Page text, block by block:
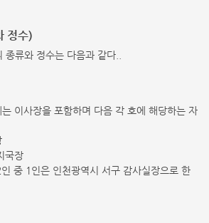
정수)
류와 정수는 다음과 같다..
이사장을 포함하며 다음 각 호에 해당하는 자
국장
중 1인은 인천광역시 서구 감사실장으로 한